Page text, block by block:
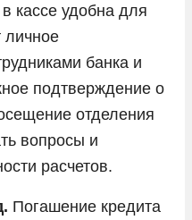
кассе удобна для
личное
банка и
подтверждение о
отделения
вопросы и
расчетов.
Погашение кредита